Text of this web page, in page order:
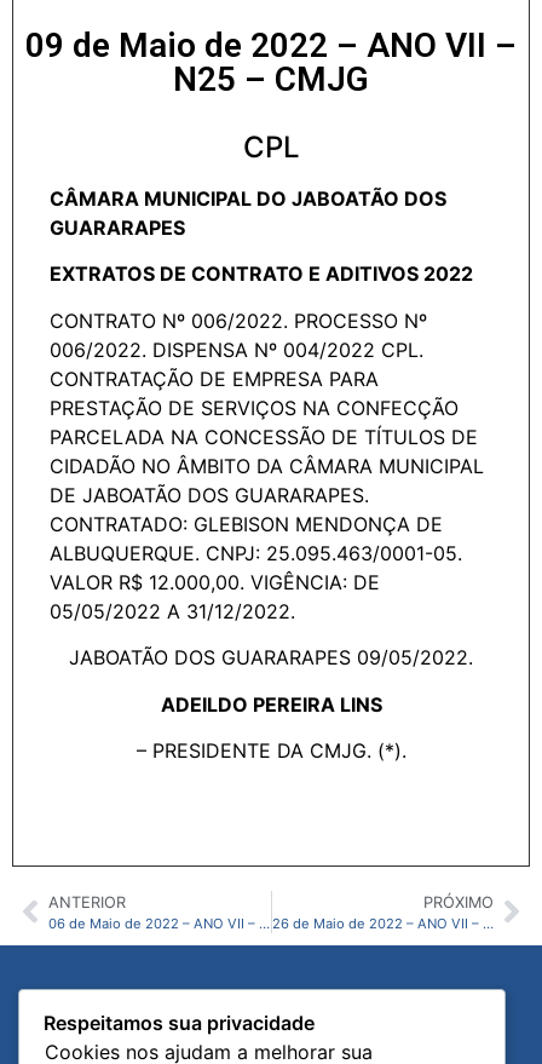
09 de Maio de 2022 – ANO VII –
N25 – CMJG
CPL
CÂMARA MUNICIPAL DO JABOATÃO DOS
GUARARAPES
EXTRATOS DE CONTRATO E ADITIVOS 2022
CONTRATO Nº 006/2022. PROCESSO Nº
006/2022. DISPENSA Nº 004/2022 CPL.
CONTRATAÇÃO DE EMPRESA PARA
PRESTAÇÃO DE SERVIÇOS NA CONFECÇÃO
PARCELADA NA CONCESSÃO DE TÍTULOS DE
CIDADÃO NO ÂMBITO DA CÂMARA MUNICIPAL
DE JABOATÃO DOS GUARARAPES.
CONTRATADO: GLEBISON MENDONÇA DE
ALBUQUERQUE. CNPJ: 25.095.463/0001-05.
VALOR R$ 12.000,00. VIGÊNCIA: DE
05/05/2022 A 31/12/2022.
JABOATÃO DOS GUARARAPES 09/05/2022.
ADEILDO PEREIRA LINS
– PRESIDENTE DA CMJG. (*).
ANTERIOR
06 de Maio de 2022 – ANO VII – N24 – CMJG
PRÓXIMO
26 de Maio de 2022 – ANO VII – N26 – CMJG
Links Úteis
Portal Institucional
Diário Oficial
Página Inicial
Respeitamos sua privacidade
Cookies nos ajudam a melhorar sua